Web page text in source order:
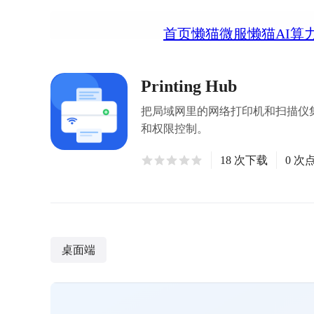
首页懒猫微服懒猫AI算
Printing Hub
把局域网里的网络打印机和扫描
和权限控制。
18 次下载 0 次
桌面端